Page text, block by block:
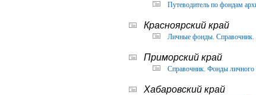
Путеводитель по фондам
Красноярский край
Личные фонды. Справочник.
Приморский край
Справочник. Фонды личного
Хабаровский край